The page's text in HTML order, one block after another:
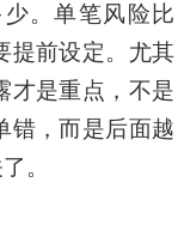
。单笔风险比
提前设定。尤其
才是重点，不是
错，而是后面越
。